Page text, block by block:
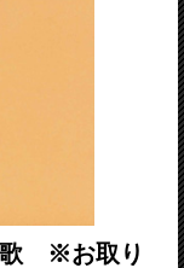
歌 ※お取り